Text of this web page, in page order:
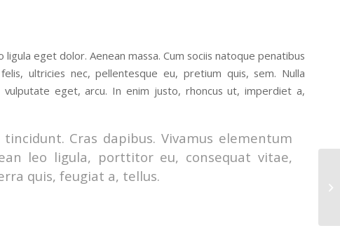
eget dolor. Aenean massa. Cum sociis natoque penatibus
ultricies nec, pellentesque eu, pretium quis, sem. Nulla
eget, arcu. In enim justo, rhoncus ut, imperdiet a,
Cras dapibus. Vivamus elementum
leo ligula, porttitor eu, consequat vitae,
quis, feugiat a, tellus.